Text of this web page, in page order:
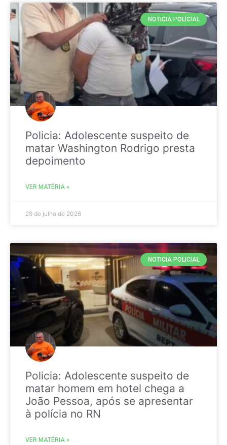
NOTICIA POLICIAL
Policia: Adolescente suspeito de
matar Washington Rodrigo presta
depoimento
VER MATÉRIA »
29 de julho de 2026
NOTICIA POLICIAL
Policia: Adolescente suspeito de
matar homem em hotel chega a
João Pessoa, após se apresentar
à polícia no RN
VER MATÉRIA »